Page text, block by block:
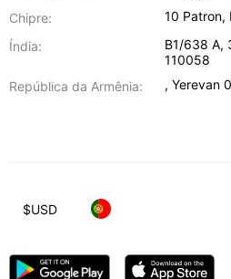
Chipre:
10 Patron,
Índia:
B1/638 A,
110058
República da Armênia:
,Yerevan
$USD